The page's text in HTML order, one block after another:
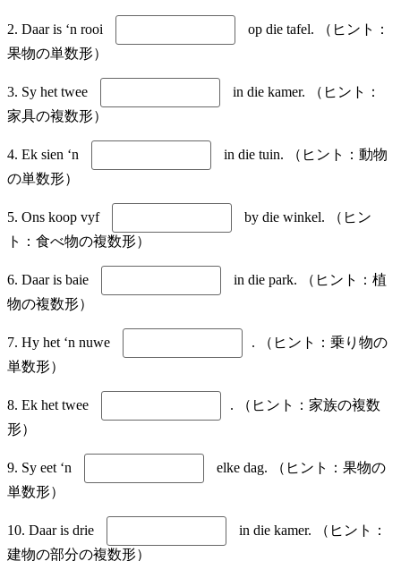
2. Daar is ‘n rooi
op die tafel. （ヒント：
果物の単数形）
3. Sy het twee
in die kamer. （ヒント：
家具の複数形）
4. Ek sien ‘n
in die tuin. （ヒント：動物
の単数形）
5. Ons koop vyf
by die winkel. （ヒン
ト：食べ物の複数形）
6. Daar is baie
in die park. （ヒント：植
物の複数形）
7. Hy het ‘n nuwe
. （ヒント：乗り物の
単数形）
8. Ek het twee
. （ヒント：家族の複数
形）
9. Sy eet ‘n
elke dag. （ヒント：果物の
単数形）
10. Daar is drie
in die kamer. （ヒント：
建物の部分の複数形）